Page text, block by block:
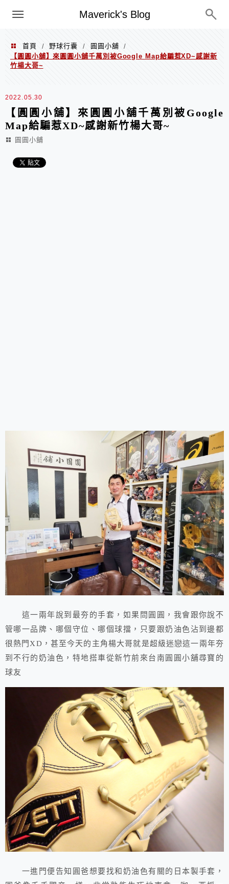
Maverick's Blog
Menu
首頁 / 野球行囊 / 圓圓小舖
/
【圓圓小舖】來圓圓小舖千萬別被Google Map給騙惹XD~感謝新
竹楊大哥~
2022.05.30
【圓圓小舖】來圓圓小舖千萬別被Google
Map給騙惹XD~感謝新竹楊大哥~
圓圓小舖
這一兩年說到最夯的手套，如果問圓圓，我會跟你說不
管哪一品牌、哪個守位、哪個球擋，只要跟奶油色沾到邊都
很熱門XD，甚至今天的主角楊大哥就是超級迷戀這一兩年夯
到不行的奶油色，特地搭車從新竹前來台南圓圓小舖尋寶的
球友
一進門便告知圓爸想要找和奶油色有關的日本製手套，